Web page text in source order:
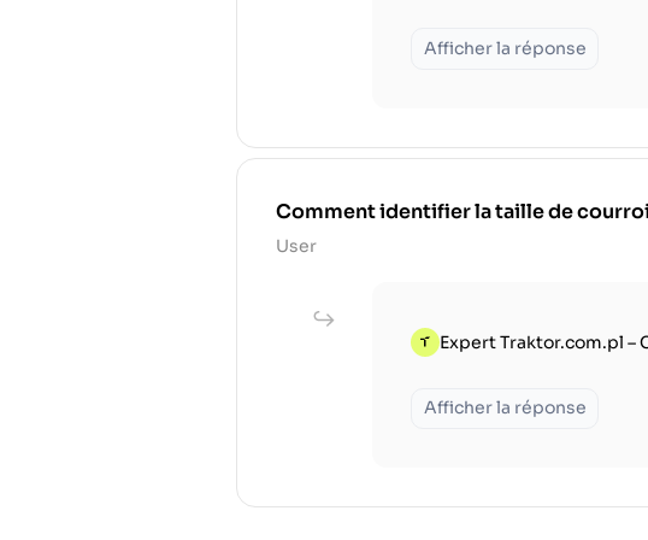
Afficher la réponse
Comment identifier la taille de
User
Expert Traktor.com.pl –
Afficher la réponse